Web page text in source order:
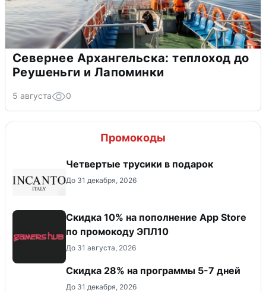
Севернее Архангельска: теплоход до
Реушеньги и Лапоминки
5 августа 0
Промокоды
Четвертые трусики в подарок
До 31 декабря, 2026
Скидка 10% на пополнение App Store
по промокоду ЭПЛ10
До 31 августа, 2026
Скидка 28% на программы 5-7 дней
До 31 декабря, 2026